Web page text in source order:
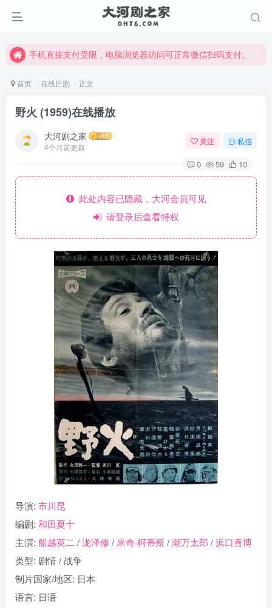
手机直接支付受限，电脑浏览器访问可正常微信扫码支付。
手机直接支付受限，电脑浏览器访问可正常微信扫码支付。
首页 在线日剧 正文
野火 (1959)在线播放
大河剧之家
4个月前更新
关注 私信
0 59 10
此处内容已隐藏，大河会员可见
请登录后查看特权
导演: 市川昆
编剧: 和田夏十
主演: 船越英二/泷泽修 /米奇·柯蒂斯/潮万太郎 /浜口喜博
类型: 剧情 / 战争
制片国家/地区: 日本
语言: 日语